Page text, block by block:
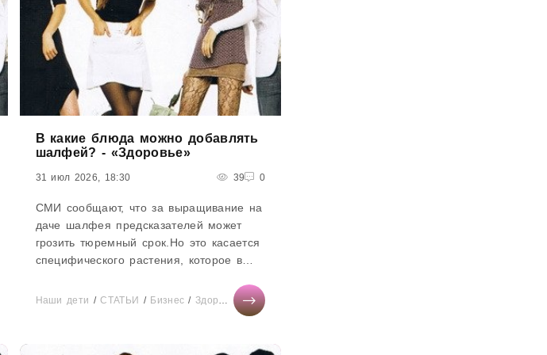
Свадьба/СТАТЬИ/Здоровье/Тесты онлайн/Мода
В какие блюда можно добавлять
шалфей? - «Здоровье»
31 июл 2026, 18:30 39 0
СМИ сообщают, что за выращивание на
даче шалфея предсказателей может
грозить тюремный срок.Но это касается
специфического растения, которое в
редкость. Зато на наших...
Наши дети /СТАТЬИ / Бизнес /Здоровье /Диеты